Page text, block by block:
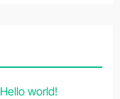
Hello world!